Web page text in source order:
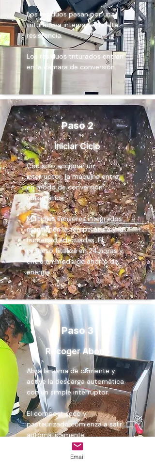
Los residuos pasan por una
trituradora integrada de alta
resistencia.
Los residuos triturados entran
en la cámara de conversión.
Paso 2
Iniciar Ciclo
Con solo accionar un
interruptor, la máquina entra
en modo de conversión
automática.
Múltiples sensores integrados
mantienen la temperatura y la
humedad adecuadas. El
proceso finaliza en 24 horas y
entra en modo de ahorro de
energía.
Paso 3
Recoger Abono
Abra la toma de corriente y
active la descarga automática
con un simple interruptor.
El compost seco y
pasteurizado comienza a salir
automáticamente.
ECOBOT está preparado para
Email